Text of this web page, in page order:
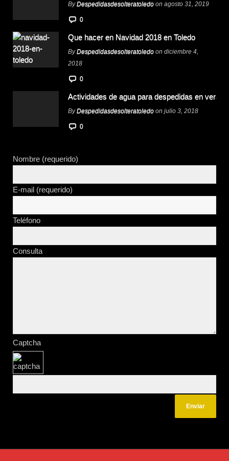
ByDespedidasdesolteratoledo on agosto 31, 2019
0
Que hacer en Navidad 2018 en Toledo
ByDespedidasdesolteratoledo on diciembre 4,
2018
0
Actividades de agua para despedidas en verano
ByDespedidasdesolteratoledo on julio 3, 2018
0
Nombre (requerido)
E-mail (requerido)
Teléfono
Consulta
Captcha